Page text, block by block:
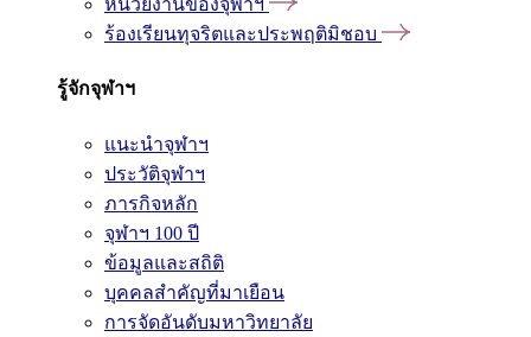
หน่วยงานของจุฬาฯ
ร้องเรียนทุจริตและประพฤติมิชอบ
รู้จักจุฬาฯ
แนะนำจุฬาฯ
ประวัติจุฬาฯ
ภารกิจหลัก
จุฬาฯ 100 ปี
ข้อมูลและสถิติ
บุคคลสำคัญที่มาเยือน
การจัดอันดับมหาวิทยาลัย